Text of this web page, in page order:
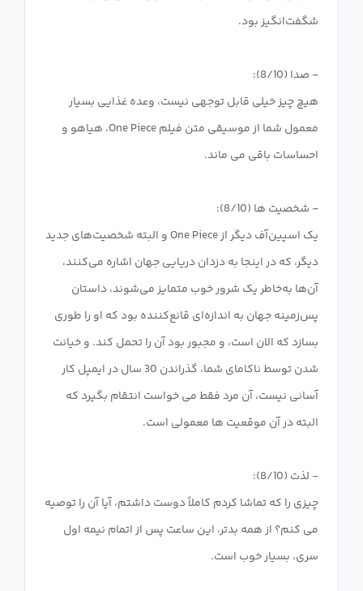
هیچ چیز خیلی قابل توجهی نیست، وعده غذایی بسیار
معمول شما از موسیقی متن فیلم One Piece، هیاهو و
یک اسپین‌آف دیگر از One Piece و البته شخصیت‌های جدید
دیگر، که در اینجا به دزدان دریایی جهان اشاره می‌کنند،
آن‌ها به‌خاطر یک شرور خوب متمایز می‌شوند، داستان
پس‌زمینه جهان به اندازه‌ای قانع‌کننده بود که او را طوری
بسازد که الان است، و مجبور بود آن را تحمل کند. و خیانت
شدن توسط ناکامای شما، گذراندن 30 سال در ایمپل کار
آسانی نیست، آن مرد فقط می خواست انتقام بگیرد که
چیزی را که تماشا کردم کاملاً دوست داشتم، آیا آن را توصیه
می کنم؟ از همه بدتر، این ساعت پس از اتمام نیمه اول